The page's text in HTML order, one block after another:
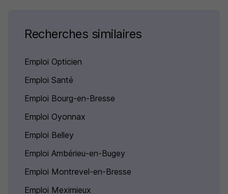
Recherches similaires
Emploi Opticien
Emploi Santé
Emploi Bourg-en-Bresse
Emploi Oyonnax
Emploi Belley
Emploi Ambérieu-en-Bugey
Emploi Montrevel-en-Bresse
Emploi Meximieux